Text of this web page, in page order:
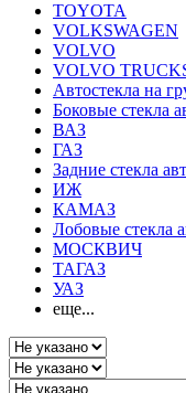
TOYOTA
VOLKSWAGEN
VOLVO
VOLVO
Автостекла на
Боковые стекла
ВАЗ
ГАЗ
Задние стекла
ИЖ
КАМАЗ
Лобовые стекла
МОСКВИЧ
ТАГАЗ
УАЗ
еще...